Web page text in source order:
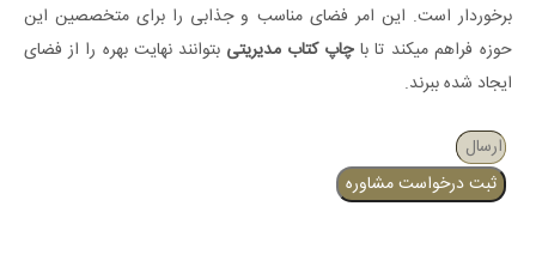
برخوردار است. این امر فضای مناسب و جذابی را برای متخصصین این
حوزه فراهم میکند تا باچاپ کتاب مدیریتی بتوانند نهایت بهره را از فضای
ایجاد شده ببرند.
ثبت درخواست مشاوره